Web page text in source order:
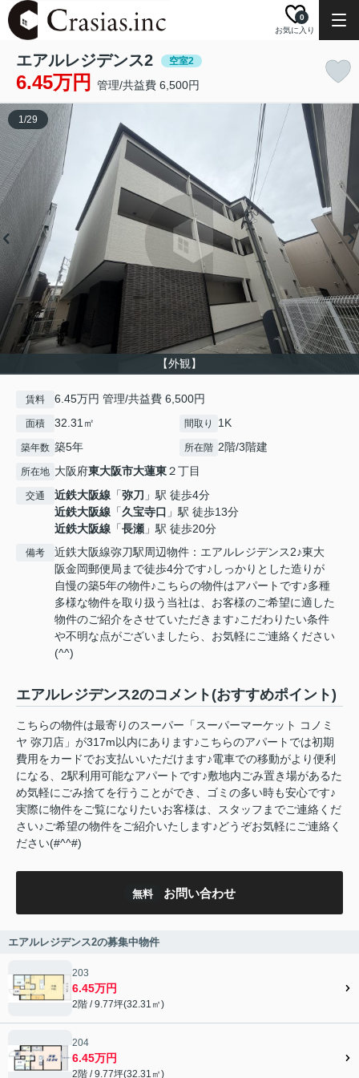
お気に入り
0
エアルレジデンス2 空室2
6.45万円 管理/共益費 6,500円
【外観】
1/29
賃料 6.45万円 管理/共益費 6,500円
面積 32.31㎡ 間取り 1K
築年数 築5年 所在階 2階/3階建
所在地 大阪府東大阪市大蓮東２丁目
交通 近鉄大阪線 「弥刀 」駅 徒歩4分
近鉄大阪線 「久宝寺口 」駅 徒歩13分
近鉄大阪線 「長瀬 」駅 徒歩20分
備考
近鉄大阪線弥刀駅周辺物件：エアルレジデンス2♪東大
阪金岡郵便局まで徒歩4分です♪しっかりとした造りが
自慢の築5年の物件♪こちらの物件はアパートです♪多種
多様な物件を取り扱う当社は、お客様のご希望に適した
物件のご紹介をさせていただきます♪こだわりたい条件
や不明な点がございましたら、お気軽にご連絡ください
(^^)
エアルレジデンス2のコメント(おすすめポイント)
こちらの物件は最寄りのスーパー「スーパーマーケット コノミ
ヤ 弥刀店」が317m以内にあります♪こちらのアパートでは初期
費用をカードでお支払いいただけます♪電車での移動がより便利
になる、2駅利用可能なアパートです♪敷地内ごみ置き場があるた
め気軽にごみ捨てを行うことができ、ゴミの多い時も安心です♪
実際に物件をご覧になりたいお客様は、スタッフまでご連絡くだ
さい♪ご希望の物件をご紹介いたします♪どうぞお気軽にご連絡く
ださい(#^^#)
無料 お問い合わせ
エアルレジデンス2の募集中物件
203
6.45万円
2階 / 9.77坪(32.31㎡)
204
6.45万円
2階 / 9.77坪(32.31㎡)